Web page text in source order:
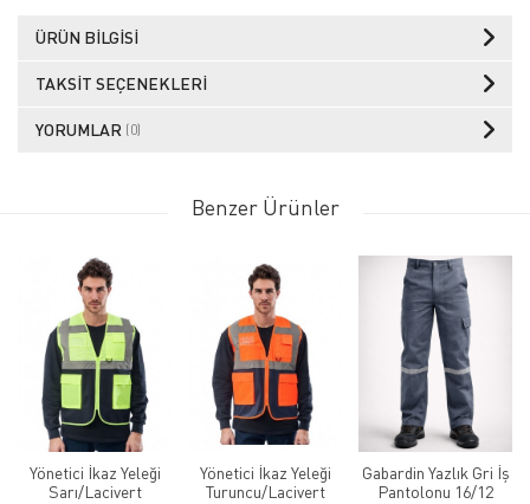
ÜRÜN BILGISI
TAKSIT SEÇENEKLERI
YORUMLAR (0)
Benzer Ürünler
Yönetici İkaz Yeleği
Sarı/Lacivert
Yönetici İkaz Yeleği
Turuncu/Lacivert
Gabardin Yazlık Gri İş
Pantolonu 16/12